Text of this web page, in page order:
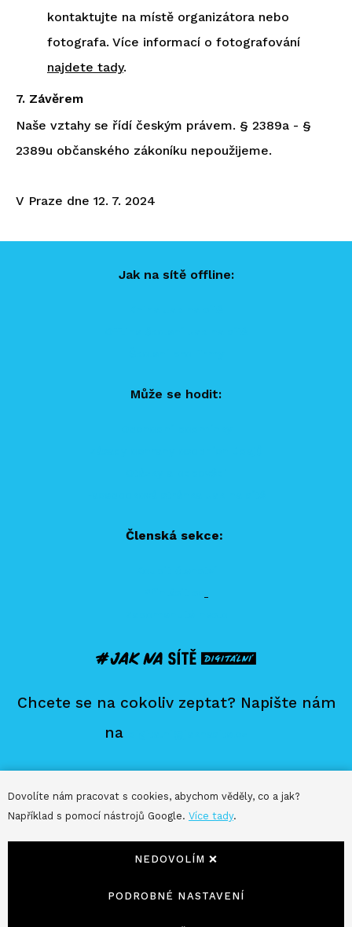
kontaktujte na místě organizátora nebo
fotografa. Více informací o fotografování
najdete tady.
7. Závěrem
Naše vztahy se řídí českým právem. § 2389a - §
2389u občanského zákoníku nepoužijeme.
V Praze dne 12. 7. 2024
Jak na sítě offline:
Může se hodit:
Členská sekce:
Chcete se na cokoliv zeptat? Napište nám
na
Jak na sítě je provozováno: Jak na sítě s.r.o., Rybná
716/24, 110 00 Praha 1, IČO: 19 394 951 , DIČ: CZ 19 394
značkou C385939. Web běží nasolidpixels.
Dovolíte nám pracovat s cookies, abychom věděly, co a jak?
Například s pomocí nástrojů Google. Více tady.
NEDOVOLÍM ❌
PODROBNÉ NASTAVENÍ